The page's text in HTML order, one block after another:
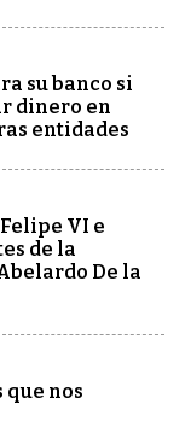
su banco si
dinero en
entidades
VI e
de la
De la
nos